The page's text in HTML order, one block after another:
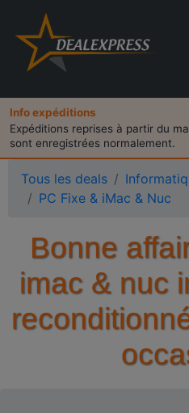
Info expéditions
Expéditions reprises à partir du
sont enregistrées normalement.
Tous les deals
PC Fixe & iMac & Nuc
Bonne
imac & nuc